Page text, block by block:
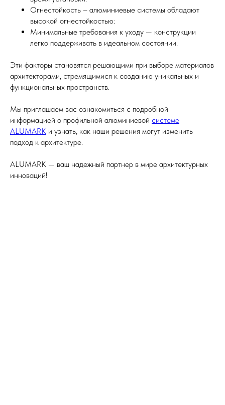
Огнестойкость – алюминиевые системы обладают
высокой огнестойкостью:
Минимальные требования к уходу — конструкции
легко поддерживать в идеальном состоянии.
Эти факторы становятся решающими при выборе материалов
архитекторами, стремящимися к созданию уникальных и
функциональных пространств.
Мы приглашаем вас ознакомиться с подробной
информацией о профильной алюминиевой системе
ALUMARK и узнать, как наши решения могут изменить
подход к архитектуре.
ALUMARK — ваш надежный партнер в мире архитектурных
инноваций!